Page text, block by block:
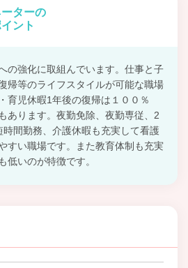
ターの
ント
の強化に取組んでいます。仕事と子
帰等のライフスタイルが可能な職場
育児休暇1年後の復帰は１００％
あります。夜勤免除、夜勤専従、2
間勤務、介護休暇も充実して看護
すい職場です。また教育体制も充実
低いのが特徴です。